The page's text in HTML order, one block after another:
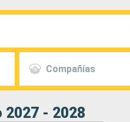
Compañías
- 2028